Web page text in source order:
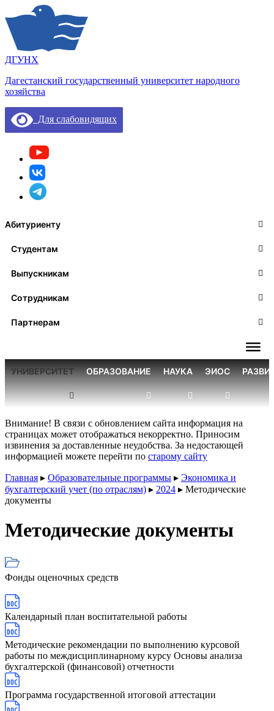
ДГУНХ
Дагестанский государственный университет народного
хозяйства
Для слабовидящих
Абитуриенту
Студентам
Выпускникам
Сотрудникам
Партнерам
УНИВЕРСИТЕТ ОБРАЗОВАНИЕ НАУКА ЭИОС
Внимание! В связи с обновлением сайта информация на
страницах может отображаться некорректно. Приносим
извинения за доставленные неудобства. За недостающей
информацией можете перейти по старому сайту
Главная ▸ Образовательные программы ▸ Экономика и
бухгалтерский учет (по отраслям) ▸ 2024 ▸ Методические
документы
Методические документы
Фонды оценочных средств
Календарный план воспитательной работы
Методические рекомендации по выполнению курсовой
работы по междисциплинарному курсу Основы анализа
бухгалтерской (финансовой) отчетности
Программа государственной итоговой аттестации